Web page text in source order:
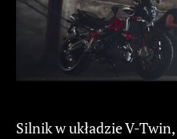
Silnik w układzie V-